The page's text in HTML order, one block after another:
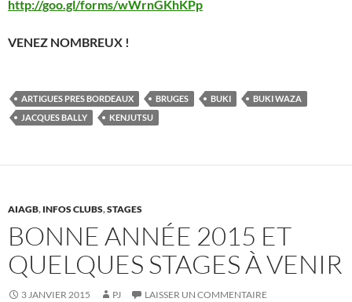
http://goo.gl/forms/wWrnGKhKPp
VENEZ NOMBREUX !
ARTIGUES PRES BORDEAUX BRUGES BUKI
BUKI WAZA
JACQUES BALLY
KENJUTSU
AIAGB, INFOS CLUBS,STAGES
BONNE ANNÉE 2015 ET
QUELQUES STAGES À VENIR
3 JANVIER 2015 PJ LAISSER UN COMMENTAIRE